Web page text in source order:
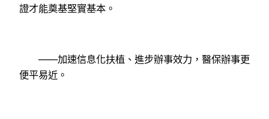
證才能奠基堅實基本。
——加速信息化扶植、進步辦事效力，醫保辦事更
便平易近。